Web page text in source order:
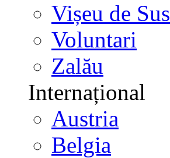
Vișeu de Sus
Voluntari
Zalău
Internațional
Austria
Belgia